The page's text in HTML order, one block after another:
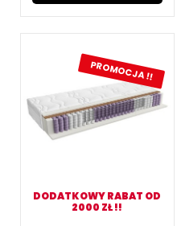
PROMOCJA !!
DODATKOWY RABAT OD
2000 ZŁ !!